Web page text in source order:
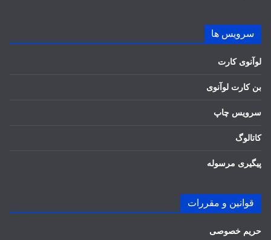
سرویس ها
لوآنوی کارت
بن کارت لوآنوی
سرویس چاپ
کاتالوگ
پیگیری مرسوله
قوانین و مقررات
حریم خصوصی